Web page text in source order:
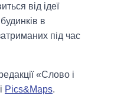
від ідеї
в
під час
«Слово і
Pics&Maps.